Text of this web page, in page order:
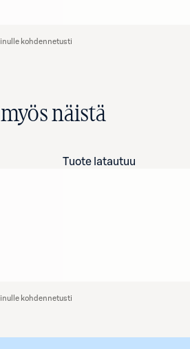
kohdennetusti
näistä
Tuote latautuu
kohdennetusti